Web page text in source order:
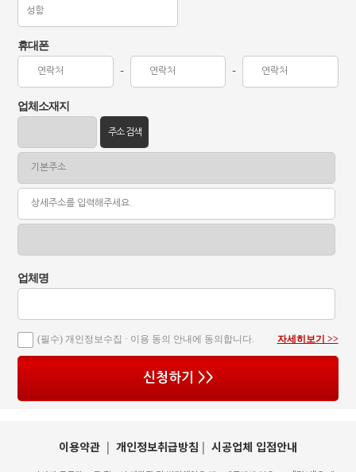
휴대폰
- -
업체소재지
주소 검색
업체명
(필수) 개인정보수집 · 이용 동의 안내에 동의합니다. 자세히보기 >>
신청하기 >>
이용약관 | 개인정보취급방침 | 시공업체 입점안내